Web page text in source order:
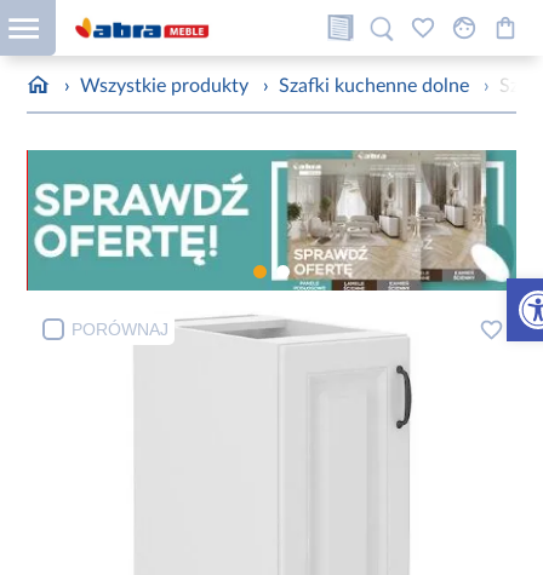
› Wszystkie produkty › Szafki kuchenne dolne ›
PORÓWNAJ